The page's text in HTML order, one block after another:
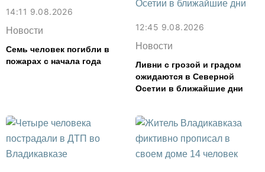
14:11 9.08.2026
Новости
Семь человек погибли в
пожарах с начала года
12:45 9.08.2026
Новости
Ливни с грозой и градом
ожидаются в Северной
Осетии в ближайшие дни